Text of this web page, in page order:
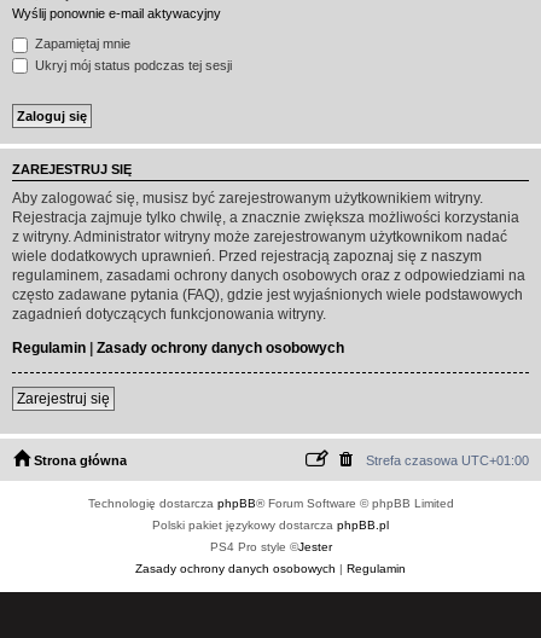
Wyślij ponownie e-mail aktywacyjny
Zapamiętaj mnie
Ukryj mój status podczas tej sesji
ZAREJESTRUJ SIĘ
Aby zalogować się, musisz być zarejestrowanym użytkownikiem witryny.
Rejestracja zajmuje tylko chwilę, a znacznie zwiększa możliwości korzystania
z witryny. Administrator witryny może zarejestrowanym użytkownikom nadać
wiele dodatkowych uprawnień. Przed rejestracją zapoznaj się z naszym
regulaminem, zasadami ochrony danych osobowych oraz z odpowiedziami na
często zadawane pytania (FAQ), gdzie jest wyjaśnionych wiele podstawowych
zagadnień dotyczących funkcjonowania witryny.
Regulamin | Zasady ochrony danych osobowych
Zarejestruj się
Strona główna Strefa czasowa UTC+01:00
Technologię dostarcza phpBB® Forum Software © phpBB Limited
Polski pakiet językowy dostarcza phpBB.pl
PS4 Pro style ©Jester
Zasady ochrony danych osobowych | Regulamin